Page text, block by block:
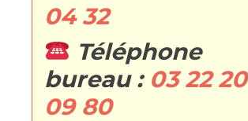
04 32
Téléphone
bureau : 03 22 20
09 80